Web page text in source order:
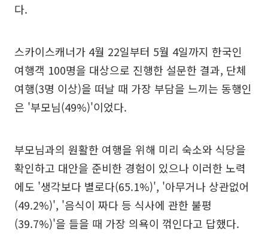
다.
스카이스캐너가 4월 22일부터 5월 4일까지 한국인
여행객 100명을 대상으로 진행한 설문한 결과, 단체
여행(3명 이상)을 떠날 때 가장 부담을 느끼는 동행인
은 '부모님(49%)'이었다.
부모님과의 원활한 여행을 위해 미리 숙소와 식당을
확인하고 대안을 준비한 경험이 있으나 이러한 노력
에도 '생각보다 별로다(65.1%)', '아무거나 상관없어
(49.2%)', '음식이 짜다 등 식사에 관한 불평
(39.7%)'을 들을 때 가장 의욕이 꺾인다고 답했다.